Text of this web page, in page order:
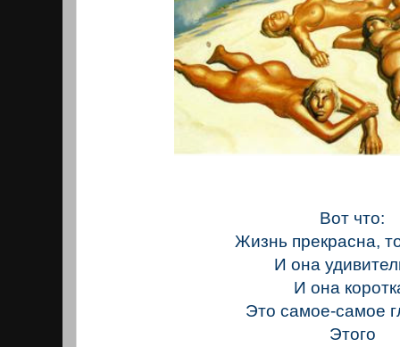
Вот что:
Жизнь прекрасна,
И она
И она
Это самое-самое
Этого